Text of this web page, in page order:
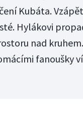
Kubáta.
Hylákovi
nad
fanoušky